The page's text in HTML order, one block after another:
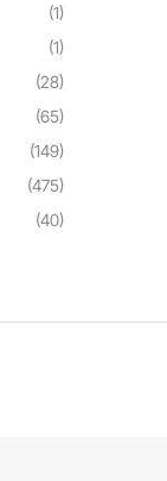
(1)
(1)
(28)
(65)
(149)
(475)
(40)